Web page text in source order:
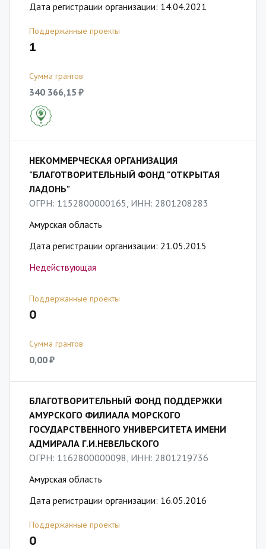
Дата регистрации организации: 14.04.2021
Поддержанные проекты
1
Сумма грантов
340 366,15 ₽
НЕКОММЕРЧЕСКАЯ ОРГАНИЗАЦИЯ
"БЛАГОТВОРИТЕЛЬНЫЙ ФОНД "ОТКРЫТАЯ
ЛАДОНЬ"
ОГРН: 1152800000165, ИНН: 2801208283
Амурская область
Дата регистрации организации: 21.05.2015
Недействующая
Поддержанные проекты
0
Сумма грантов
0,00 ₽
БЛАГОТВОРИТЕЛЬНЫЙ ФОНД ПОДДЕРЖКИ
АМУРСКОГО ФИЛИАЛА МОРСКОГО
ГОСУДАРСТВЕННОГО УНИВЕРСИТЕТА ИМЕНИ
АДМИРАЛА Г.И.НЕВЕЛЬСКОГО
ОГРН: 1162800000098, ИНН: 2801219736
Амурская область
Дата регистрации организации: 16.05.2016
Поддержанные проекты
0